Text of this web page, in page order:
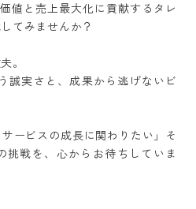
値と売上最大化に貢献するタレ
てみませんか？
。
誠実さと、成果から逃げないビ
ービスの成長に関わりたい」そ
挑戦を、心からお待ちしていま